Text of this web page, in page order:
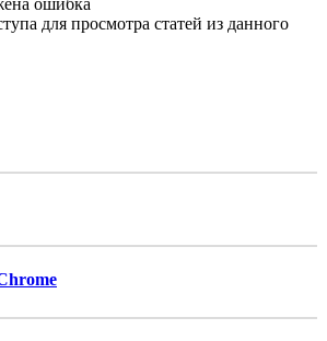
для просмотра статей из данного